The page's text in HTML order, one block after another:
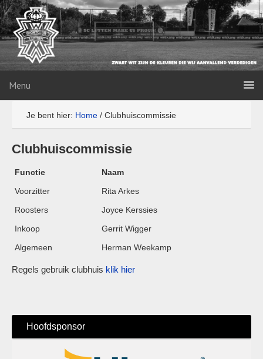
Menu
Je bent hier: Home / Clubhuiscommissie
Clubhuiscommissie
Functie
Naam
Voorzitter
Rita Arkes
Roosters
Joyce Kerssies
Inkoop
Gerrit Wigger
Algemeen
Herman Weekamp
Regels gebruik clubhuis klik hier
Hoofdsponsor